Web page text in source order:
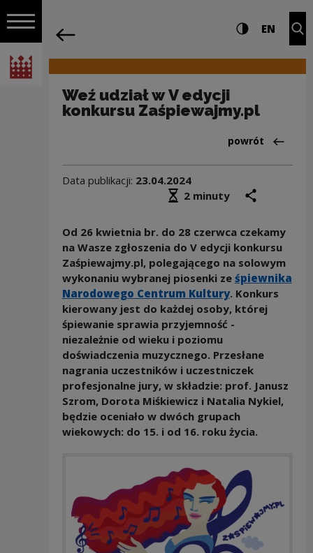
Włącz nawigację
Narodowe Centrum Kultury
Nawigacja Ustawienia i Wysoki
EN
Weź udział w V edycji
konkursu Zaśpiewajmy.pl
Powrót
powrót
Data publikacji: 23.04.2024
Średni czas czytania
2 minuty
Od 26 kwietnia br. do 28 czerwca czekamy
na Wasze zgłoszenia do V edycji konkursu
Zaśpiewajmy.pl, polegającego na solowym
wykonaniu wybranej piosenki ze śpiewnika
Narodowego Centrum Kultury. Konkurs
kierowany jest do każdej osoby, której
śpiewanie sprawia przyjemność -
niezależnie od wieku i poziomu
doświadczenia muzycznego. Przesłane
nagrania uczestników i uczestniczek
profesjonalne jury, w składzie: prof. Janusz
Szrom, Dorota Miśkiewicz i Natalia Nykiel,
będzie oceniało w dwóch grupach
wiekowych: do 15. i od 16. roku życia.